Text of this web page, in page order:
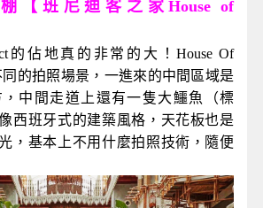
【班尼迪客之家House of
的佔地真的非常的大！House Of
同的拍照場景，一進來的中間區域是
中間走道上還有一隻大鱷魚（標
西班牙式的建築風格，天花板也是
，基本上不用什麼拍照技術，隨便